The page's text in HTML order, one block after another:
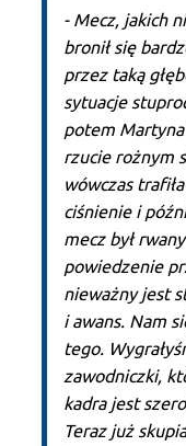
- Mecz, jakich
bronił się
przez taką
sytuacje
potem
rzucie rożnym
wówczas
ciśnienie i
mecz był
powiedzenie
nieważny jest
i awans. Nam
tego.
zawodniczki,
kadra jest
Teraz już